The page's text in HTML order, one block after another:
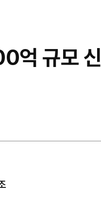
억 규모